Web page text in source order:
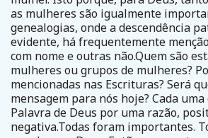
as mulheres são igualmente
genealogias, onde a descendência
evidente, há frequentemente
com nome e outras não.Quem são
mulheres ou grupos de mulheres?
mencionadas nas Escrituras? Será
mensagem para nós hoje? Cada
Palavra de Deus por uma razão,
negativa.Todas foram importantes.